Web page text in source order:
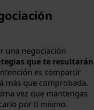
una negociación
que te resultarán
es compartir
más que comprobada.
vez que mantengas
por ti mismo.